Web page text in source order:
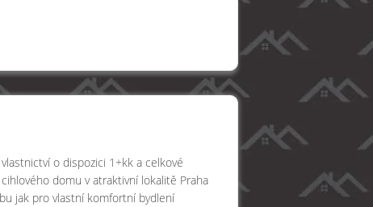
o dispozici 1+kk a celkové
domu v atraktivní lokalitě Praha
jak pro vlastní komfortní bydlení